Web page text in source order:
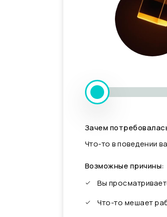
Зачем
Что-то в поведении
Возможные причины:
Вы
Что-то мешает